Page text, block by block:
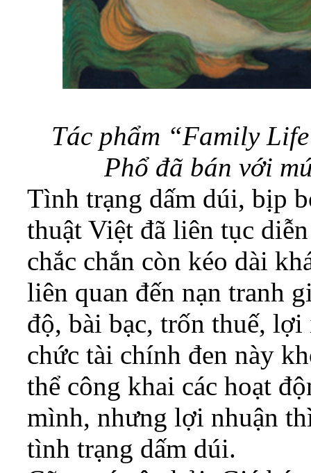
Tác phẩm “Family
Phổ đã bán với
Tình trạng dấm dúi, bịp
thuật Việt đã liên tục
chắc chắn còn kéo dài
liên quan đến nạn tranh
độ, bài bạc, trốn thuế,
chức tài chính đen này
thể công khai các hoạt
mình, nhưng lợi nhuận
tình trạng dấm dúi.